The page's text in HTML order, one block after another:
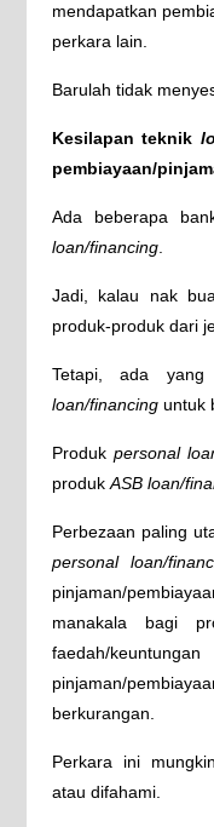
mendapatkan
perkara lain.
Barulah tidak
Kesilapan teknik
pembiayaan/
Ada beberapa
loan/financing.
Jadi, kalau nak
produk-produk dari
Tetapi, ada
loan/financinguntuk
Produk personal
produk ASB loan/
Perbezaan paling
personal loan/
pinjaman/
manakala bagi
faedah/
pinjaman/
berkurangan.
Perkara ini
atau difahami.